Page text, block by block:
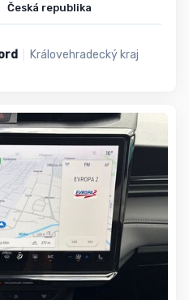
Česká republika
Královehradecký kraj